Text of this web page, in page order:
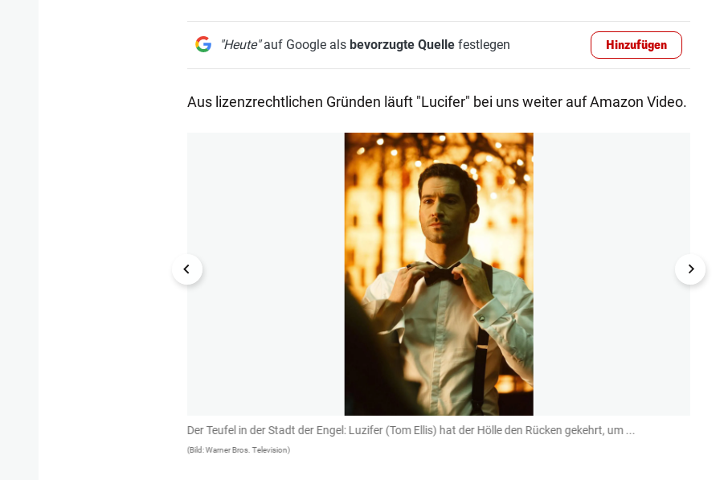
"Heute"auf Google als bevorzugte Quellefestlegen Hinzufügen
Aus lizenzrechtlichen Gründen läuft "Lucifer" bei uns weiter auf Amazon Video.
1/8
Der Teufel in der Stadt der Engel: Luzifer (Tom Ellis) hat der Hölle den Rücken gekehrt, um ...
(Bild: Warner Bros. Television)